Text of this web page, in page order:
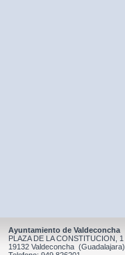
Ayuntamiento de Valdeconcha
PLAZA DE LA CONSTITUCION, 1
19132 Valdeconcha (Guadalajara)